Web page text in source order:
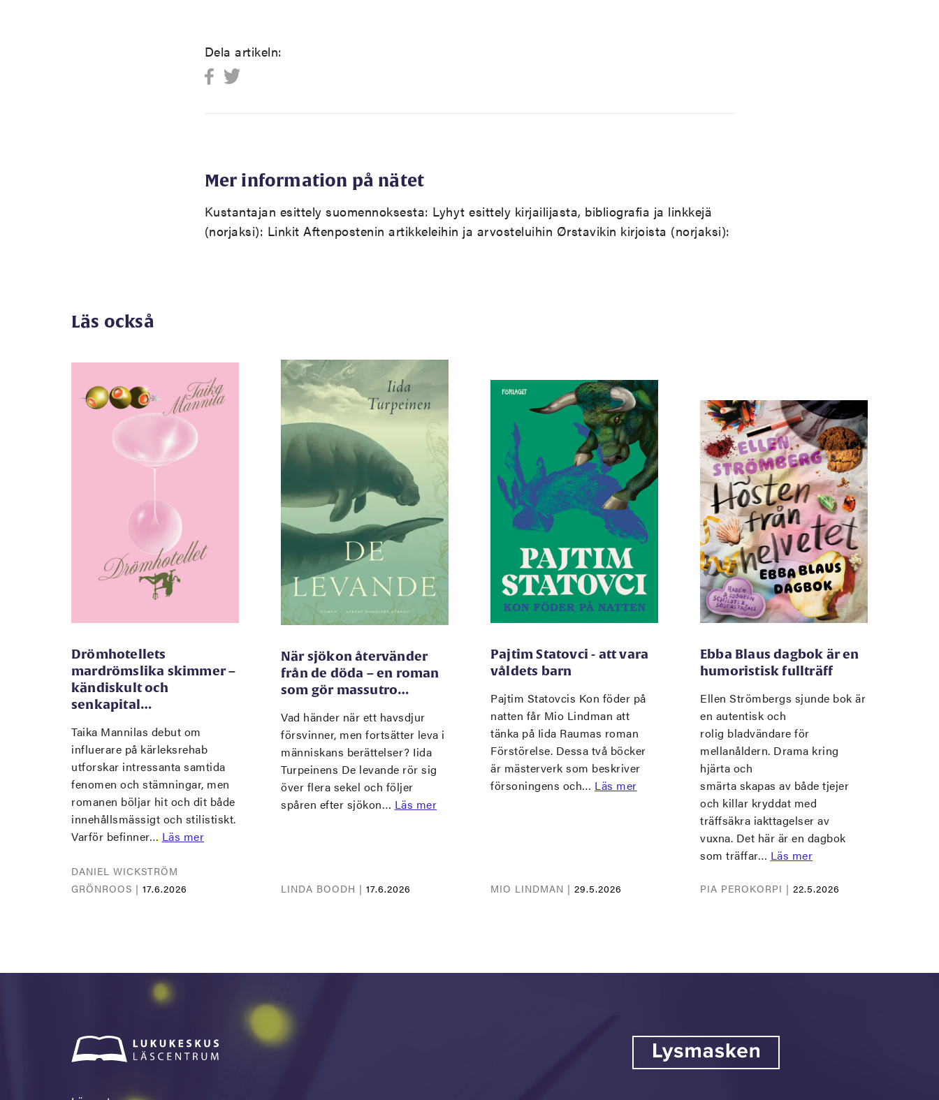
Dela artikeln:
Mer information på nätet
Kustantajan esittely suomennoksesta: Lyhyt esittely kirjailijasta, bibliografia ja linkkejä
(norjaksi): Linkit Aftenpostenin artikkeleihin ja arvosteluihin Ørstavikin kirjoista (norjaksi):
Läs också
Drömhotellets
mardrömslika skimmer –
kändiskult och
senkapital…
Taika Mannilas debut om
influerare på kärleksrehab
utforskar intressanta samtida
fenomen och stämningar, men
romanen böljar hit och dit både
innehållsmässigt och stilistiskt.
Varför befinner… Läs mer
DANIEL WICKSTRÖM
GRÖNROOS | 17.6.2026
När sjökon återvänder
från de döda – en roman
som gör massutro…
Vad händer när ett havsdjur
försvinner, men fortsätter leva i
människans berättelser? Iida
Turpeinens De levande rör sig
över flera sekel och följer
spåren efter sjökon… Läs mer
LINDA BOODH | 17.6.2026
Pajtim Statovci - att vara
våldets barn
Pajtim Statovcis Kon föder på
natten får Mio Lindman att
tänka på Iida Raumas roman
Förstörelse. Dessa två böcker
är mästerverk som beskriver
försoningens och… Läs mer
MIO LINDMAN | 29.5.2026
Ebba Blaus dagbok är en
humoristisk fullträff
Ellen Strömbergs sjunde bok är
en autentisk och
rolig bladvändare för
mellanåldern. Drama kring
hjärta och
smärta skapas av både tjejer
och killar kryddat med
träffsäkra iakttagelser av
vuxna. Det här är en dagbok
som träffar… Läs mer
PIA PEROKORPI | 22.5.2026